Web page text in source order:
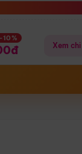
-10%
Xem